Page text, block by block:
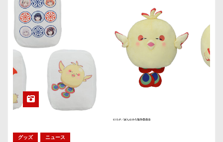
グッズ ニュース